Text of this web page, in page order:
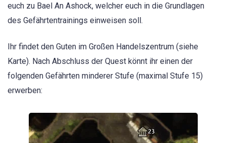
euch zu Bael An Ashock, welcher euch in die Grundlagen
des Gefährtentrainings einweisen soll.
Ihr findet den Guten im Großen Handelszentrum (siehe
Karte). Nach Abschluss der Quest könnt ihr einen der
folgenden Gefährten minderer Stufe (maximal Stufe 15)
erwerben: